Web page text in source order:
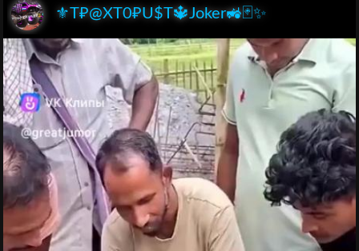
⚜️T₽@XT0₽U$T🔱Joker🚜🃏✨